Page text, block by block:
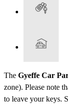
The Gyeffe Car
zone). Please note
to leave your keys.